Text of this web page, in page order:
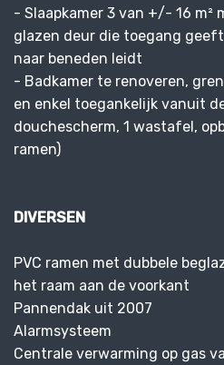
- Slaapkamer 3 van +/- 16 m²
glazen deur die toegang
naar beneden leidt
- Badkamer te renoveren,
en enkel toegankelijk vanuit
douchescherm, 1 wastafel,
ramen)
DIVERSEN
PVC ramen met dubbele
het raam aan de voorkant
Pannendak uit 2007
Alarmsysteem
Centrale verwarming op gas